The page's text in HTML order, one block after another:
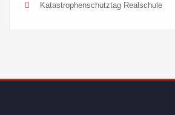
Katastrophenschutztag Realschule